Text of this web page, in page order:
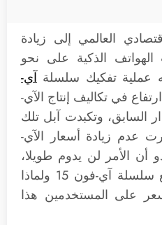
العالمي إلى زيادة
الهواتف الذكية على نحو
عملية تفكيك سلسلةآي-
في تكاليف إنتاج الآي-
السابق، وتكبدت آبل تلك
عدم زيادة أسعار الآي-
أن الأمر لن يدوم طويلا،
لنتعرف على تكلفة تصنيع سلسلة آي-فون 15 ولماذا
على المستخدمين هذا